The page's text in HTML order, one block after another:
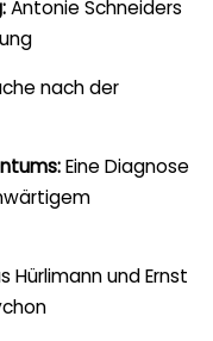
Antonie Schneiders
nach der
Eine Diagnose
Hürlimann und Ernst